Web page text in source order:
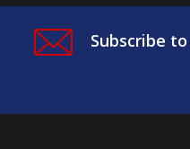
Subscribe